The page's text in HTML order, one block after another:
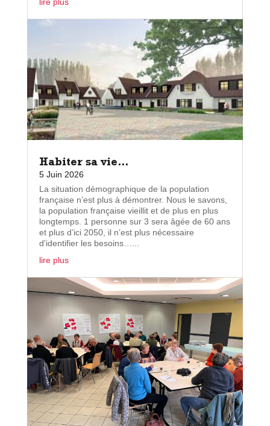
Habiter sa vie…
5 Juin 2026
La situation démographique de la population
française n’est plus à démontrer. Nous le savons,
la population française vieillit et de plus en plus
longtemps. 1 personne sur 3 sera âgée de 60 ans
et plus d’ici 2050, il n’est plus nécessaire
d'identifier les besoins…...
lire plus